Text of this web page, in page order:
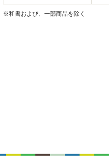
※和書および、一部商品を除く